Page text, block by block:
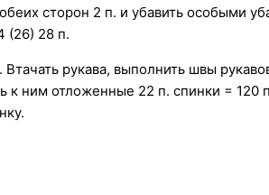
сторон 2 п. и убавить особыми
(26) 28 п.
рукава, выполнить швы
к ним отложенные 22 п. спинки = 120